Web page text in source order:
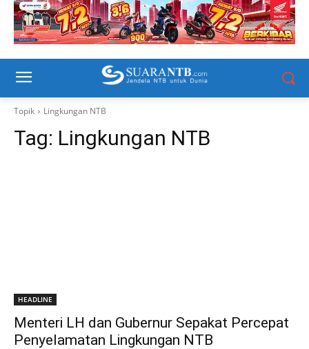
Topik Lingkungan NTB
Tag: Lingkungan NTB
HEADLINE
Menteri LH dan Gubernur Sepakat Percepat
Penyelamatan Lingkungan NTB